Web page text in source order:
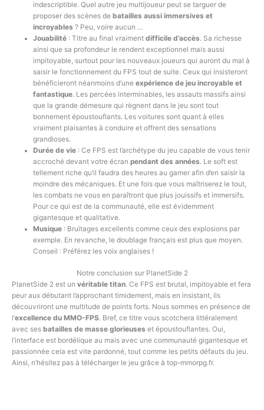
indescriptible. Quel autre jeu multijoueur peut se targuer de
proposer des scènes de batailles aussi immersives et
incroyables ? Peu, voire aucun …
Jouabilité : Titre au final vraimentdifficile d’accès. Sa richesse
ainsi que sa profondeur le rendent exceptionnel mais aussi
impitoyable, surtout pour les nouveaux joueurs qui auront du mal à
saisir le fonctionnement du FPS tout de suite. Ceux qui insisteront
bénéficieront néanmoins d’une expérience de jeu incroyable et
fantastique. Les percées interminables, les assauts massifs ainsi
que la grande démesure qui règnent dans le jeu sont tout
bonnement époustouflants. Les voitures sont quant à elles
vraiment plaisantes à conduire et offrent des sensations
grandioses.
Durée de vie: Ce FPS est l’archétype du jeu capable de vous tenir
accroché devant votre écran pendant des années. Le soft est
tellement riche qu’il faudra des heures au gamer afin d’en saisir la
moindre des mécaniques. Et une fois que vous maîtriserez le tout,
les combats ne vous en paraîtront que plus jouissifs et immersifs.
Pour ce qui est de la communauté, elle est évidemment
gigantesque et qualitative.
Musique: Bruitages excellents comme ceux des explosions par
exemple. En revanche, le doublage français est plus que moyen.
Conseil : Préférez les voix anglaises !
Notre conclusion sur PlanetSide 2
PlanetSide 2 est un véritable titan. Ce FPS est brutal, impitoyable et fera
peur aux débutant l’approchant timidement, mais en insistant, ils
découvriront une multitude de points forts. Nous sommes en présence de
l’excellence du MMO-FPS. Bref, ce titre vous scotchera littéralement
avec ses batailles de masse glorieuses et époustouflantes. Oui,
l’interface est bordélique au mais avec une communauté gigantesque et
passionnée cela est vite pardonné, tout comme les petits défauts du jeu.
Ainsi, n’hésitez pas à télécharger le jeu grâce à top-mmorpg.fr.